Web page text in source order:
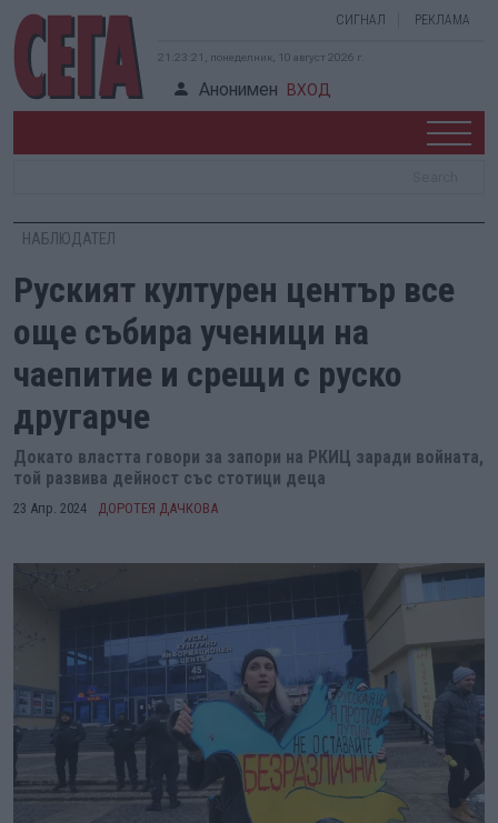
СИГНАЛ РЕКЛАМА
21:23:22, понеделник, 10 август 2026 г.
Анонимен ВХОД
НАБЛЮДАТЕЛ
Руският културен център все
още събира ученици на
чаепитие и срещи с руско
другарче
Докато властта говори за запори на РКИЦ заради войната,
той развива дейност със стотици деца
23 Апр. 2024 ДОРОТЕЯ ДАЧКОВА